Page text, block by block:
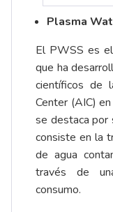
Plasma
El PWSS es
que ha
científicos de
Center (AIC)
se destaca por
consiste en la
de agua
través de
consumo.